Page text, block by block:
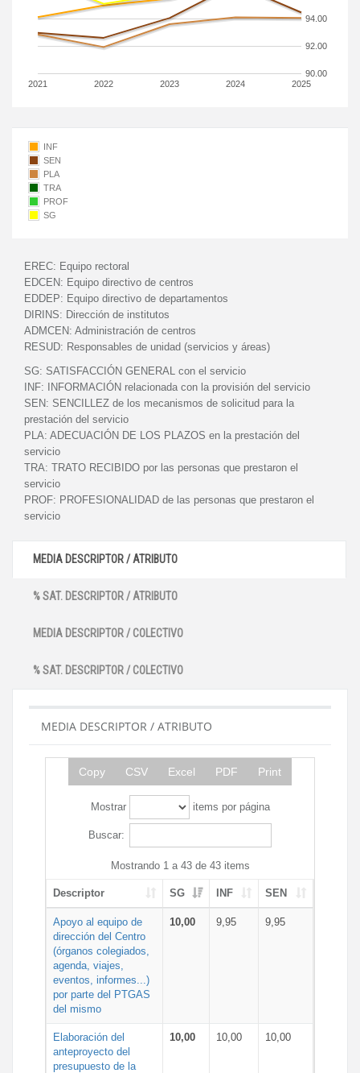
2021 2022 2023 2024 2025
90.00
92.00
94.00
INF
SEN
PLA
TRA
PROF
SG
EREC: Equipo rectoral
EDCEN: Equipo directivo de centros
EDDEP: Equipo directivo de departamentos
DIRINS: Dirección de institutos
ADMCEN: Administración de centros
RESUD: Responsables de unidad (servicios y áreas)
SG: SATISFACCIÓN GENERAL con el servicio
INF:
INFORMACIÓN relacionada con la provisión del servicio
SEN: SENCILLEZ de los mecanismos de solicitud para la
prestación del servicio
PLA: ADECUACIÓN DE LOS PLAZOS en la prestación del
servicio
TRA: TRATO RECIBIDO por las personas que prestaron el
servicio
PROF: PROFESIONALIDAD de las personas que prestaron el
servicio
MEDIA DESCRIPTOR / ATRIBUTO
% SAT. DESCRIPTOR / ATRIBUTO
MEDIA DESCRIPTOR / COLECTIVO
% SAT. DESCRIPTOR / COLECTIVO
MEDIA DESCRIPTOR / ATRIBUTO
Copy CSV Excel PDF Print
Mostrar items por página
Buscar:
Mostrando 1 a 43 de 43 items
Descriptor SG INF SEN
Apoyo al equipo de
dirección del Centro
(órganos colegiados,
agenda, viajes,
eventos, informes...)
por parte del PTGAS
del mismo
10,00 9,95 9,95
Elaboración del
anteproyecto del
presupuesto de la
10,00 10,00 10,00